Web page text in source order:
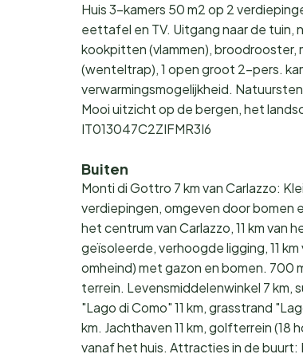
Huis 3-kamers 50 m2 op 2
eettafel en TV. Uitgang naar de tuin,
kookpitten (vlammen), broodrooster,
(wenteltrap), 1 open groot 2-pers.
verwarmingsmogelijkheid.
Mooi uitzicht op de bergen, het
IT013047C2ZIFMR3I6
Buiten
Monti di Gottro 7 km van Carlazzo:
verdiepingen, omgeven door bomen
het centrum van Carlazzo, 11 km van
geïsoleerde, verhoogde ligging, 11
omheind) met gazon en bomen. 700
terrein. Levensmiddelenwinkel 7 km,
"Lago di Como" 11 km, grasstrand
km. Jachthaven 11 km, golfterrein (18
vanaf het huis. Attracties in de buurt: